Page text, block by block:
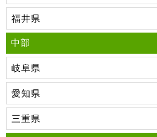
福井県
中部
岐阜県
愛知県
三重県